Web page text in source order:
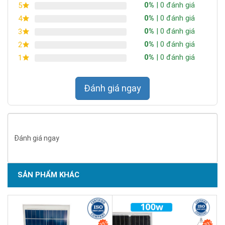
Bạn nên hiểu rằng hiệu suất lm/W cao giúp giảm tiêu hao năng
lượng từ pin. Điều này đặc biệt quan trọng khi trời mưa nhiều
sáng ổn định sau 1–2 năm sử dụng.
cho nhu cầu thực tế
SẢN PHẨM CHẤT LƯỢNG - DỊCH VỤ TIN DÙNG LẦN VII - 2020
5 0% | 0 đánh giá
4
0% | 0 đánh giá
3
0% | 0 đánh giá
2
0% | 0 đánh giá
1
0% | 0 đánh giá
Đánh giá ngay
Đánh giá ngay
SẢN PHẨM KHÁC